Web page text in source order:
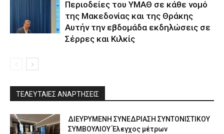
Περιοδείες του ΥΜΑΘ σε κάθε νομό
της Μακεδονίας και της Θράκης
Αυτήν την εβδομάδα εκδηλώσεις σε
Σέρρες και Κιλκίς
ΤΕΛΕΥΤΑΙΕΣ ΑΝΑΡΤΗΣΕΙΣ
ΔΙΕΥΡΥΜΕΝΗ ΣΥΝΕΔΡΙΑΣΗ ΣΥΝΤΟΝΙΣΤΙΚΟΥ
ΣΥΜΒΟΥΛΙΟΥ Έλεγχος μέτρων